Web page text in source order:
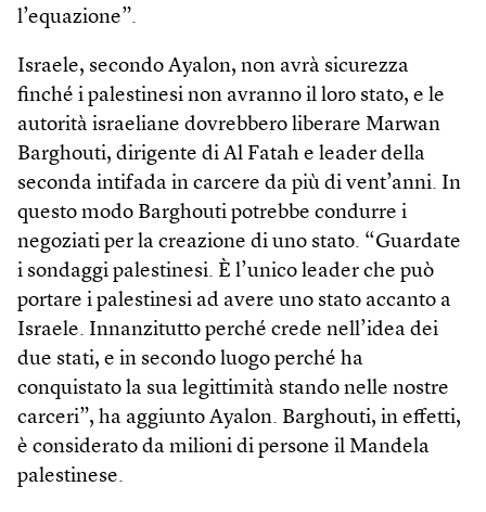
l’equazione”.
Israele, secondo Ayalon, non avrà sicurezza
finché i palestinesi non avranno il loro stato, e le
autorità israeliane dovrebbero liberare Marwan
Barghouti, dirigente di Al Fatah e leader della
seconda intifada in carcere da più di vent’anni. In
questo modo Barghouti potrebbe condurre i
negoziati per la creazione di uno stato. “Guardate
i sondaggi palestinesi. È l’unico leader che può
portare i palestinesi ad avere uno stato accanto a
Israele. Innanzitutto perché crede nell’idea dei
due stati, e in secondo luogo perché ha
conquistato la sua legittimità stando nelle nostre
carceri”, ha aggiunto Ayalon. Barghouti, in effetti,
è considerato da milioni di persone il Mandela
palestinese.